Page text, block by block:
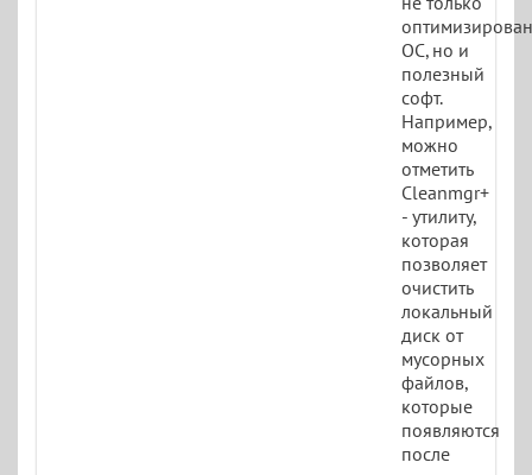
ОС, но и
полезный
софт.
Например,
можно
отметить
Cleanmgr+
- утилиту,
которая
позволяет
очистить
локальный
диск от
мусорных
файлов,
которые
появляются
после